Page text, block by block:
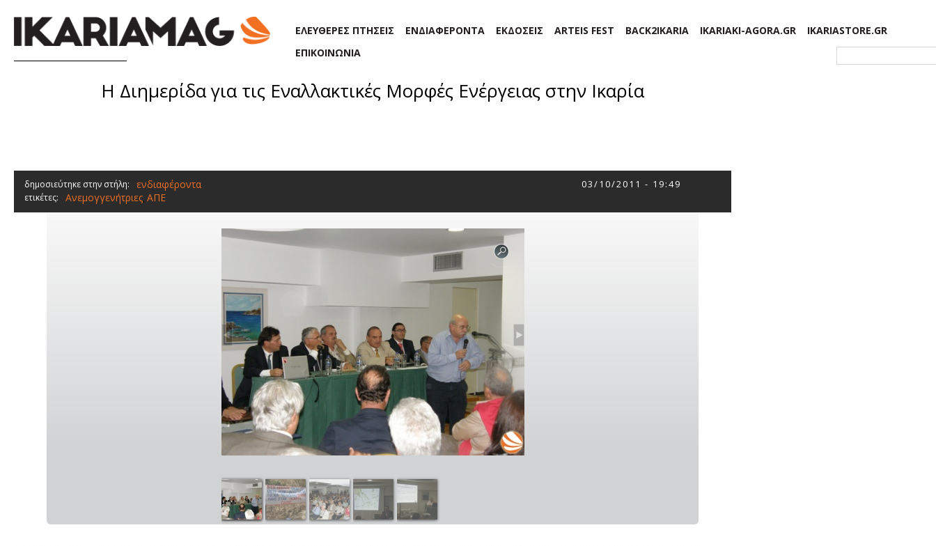
ΕΛΕΥΘΕΡΕΣ ΠΤΗΣΕΙΣ ΕΝΔΙΑΦΕΡΟΝΤΑ ΕΚΔΟΣΕΙΣ ARTEIS FEST BACK2IKARIA IKARIAKI-AGORA.GR
IKARIASTORE.GR
ΕΠΙΚΟΙΝΩΝΙΑ
Η Διημερίδα για τις Εναλλακτικές Μορφές Ενέργειας στην Ικαρία
δημοσιεύτηκε στην στήλη: ενδιαφέροντα 03/10/2011 - 19:49
ετικέτες: Ανεμογγενήτριες, ΑΠΕ